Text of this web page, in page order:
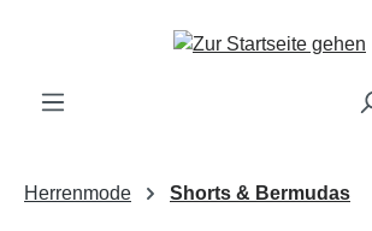
Zum Hauptinhalt springen
Herrenmode Shorts & Bermudas